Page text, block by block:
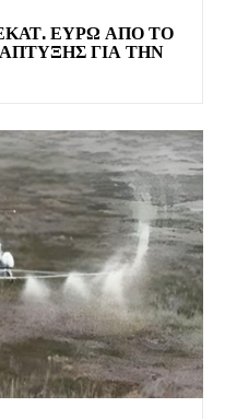
ΕΥΡΏ ΑΠΌ ΤΟ
ΓΙΑ ΤΗΝ